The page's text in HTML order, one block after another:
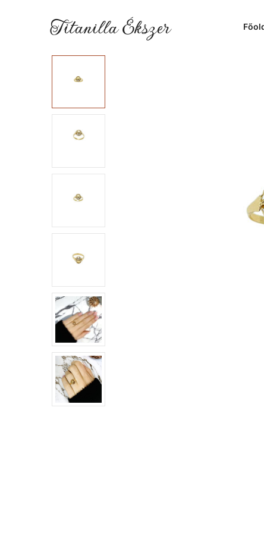
Titanilla Ékszer